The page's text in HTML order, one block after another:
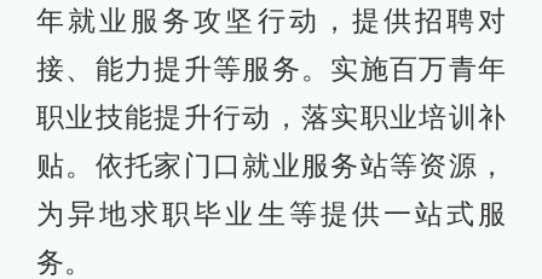
年就业服务攻坚行动，提供招聘对
接、能力提升等服务。实施百万青年
职业技能提升行动，落实职业培训补
贴。依托家门口就业服务站等资源，
为异地求职毕业生等提供一站式服
务。